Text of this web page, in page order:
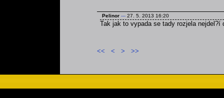
Pelinor --- 27. 5. 2013 16:20
Tak jak to vypada se tady rozjela nejdel?í
<< < > >>